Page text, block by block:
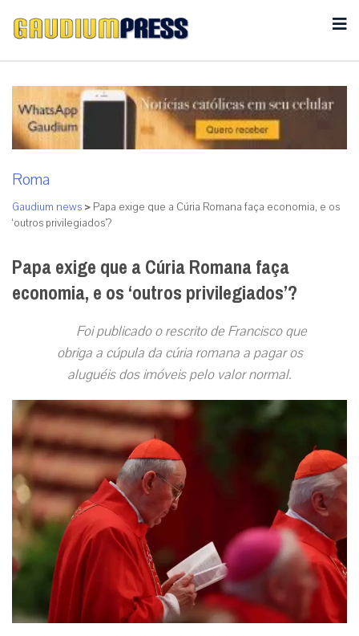
Roma
Gaudium news > Papa exige que a Cúria Romana faça economia, e os
‘outros privilegiados’?
Papa exige que a Cúria Romana faça
economia, e os ‘outros privilegiados’?
Foi publicado o rescrito de Francisco que
obriga a cúpula da cúria romana a pagar os
aluguéis dos imóveis pelo valor normal.